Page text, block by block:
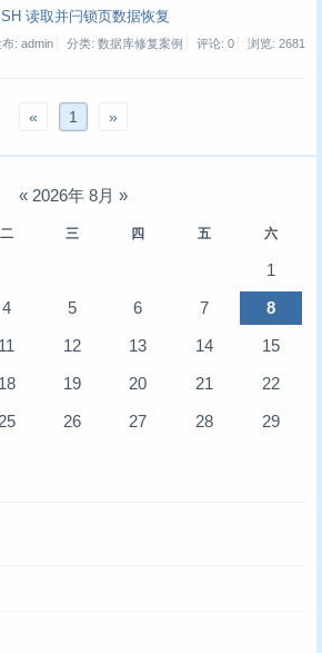
读取并闩锁页数据恢复
布: admin 分类: 数据库修复案例 评论: 0 浏览: 2681
« 1 »
« 2026年 8月 »
二 三 四 五 六
1
4 5 6 7
8
11 12 13 14
15
18 19 20 21
22
25 26 27 28
29